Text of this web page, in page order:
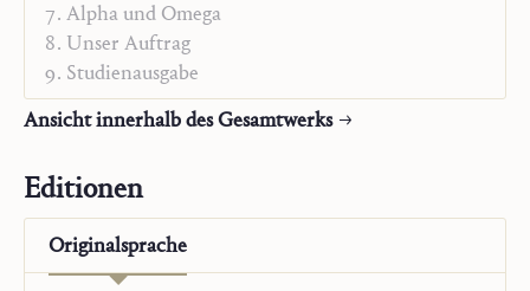
Alpha und Omega
Unser Auftrag
Studienausgabe
Ansicht innerhalb des Gesamtwerks
Editionen
Originalsprache